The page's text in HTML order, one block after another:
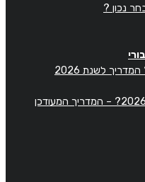
נכון ?
לשנת 2026
מתי מותר או אסור להתחתן ב-2026? – המדריך המעודכן